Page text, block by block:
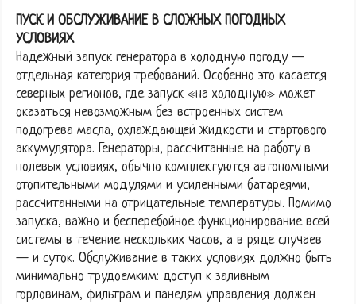
ПУСК И ОБСЛУЖИВАНИЕ В СЛОЖНЫХ ПОГОДНЫХ
УСЛОВИЯХ
Надежный запуск генератора в холодную погоду —
отдельная категория требований. Особенно это касается
северных регионов, где запуск «на холодную» может
оказаться невозможным без встроенных систем
подогрева масла, охлаждающей жидкости и стартового
аккумулятора. Генераторы, рассчитанные на работу в
полевых условиях, обычно комплектуются автономными
отопительными модулями и усиленными батареями,
рассчитанными на отрицательные температуры. Помимо
запуска, важно и бесперебойное функционирование всей
системы в течение нескольких часов, а в ряде случаев
— и суток. Обслуживание в таких условиях должно быть
минимально трудоемким: доступ к заливным
горловинам, фильтрам и панелям управления должен